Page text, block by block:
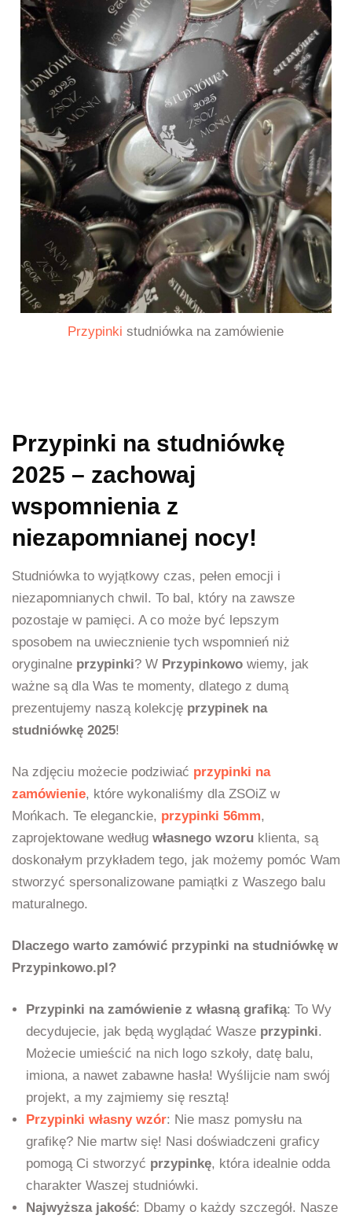
Przypinki studniówka na zamówienie
Przypinki na studniówkę
2025 – zachowaj
wspomnienia z
niezapomnianej nocy!
Studniówka to wyjątkowy czas, pełen emocji i
niezapomnianych chwil. To bal, który na zawsze
pozostaje w pamięci. A co może być lepszym
sposobem na uwiecznienie tych wspomnień niż
oryginalne przypinki? W Przypinkowo wiemy, jak
ważne są dla Was te momenty, dlatego z dumą
prezentujemy naszą kolekcję przypinek na
studniówkę 2025!
Na zdjęciu możecie podziwiać przypinki na
zamówienie, które wykonaliśmy dla ZSOiZ w
Mońkach. Te eleganckie, przypinki 56mm,
zaprojektowane według własnego wzoru klienta, są
doskonałym przykładem tego, jak możemy pomóc Wam
stworzyć spersonalizowane pamiątki z Waszego balu
maturalnego.
Dlaczego warto zamówić przypinki na studniówkę w
Przypinkowo.pl?
Przypinki na zamówienie z własną grafiką: To Wy
decydujecie, jak będą wyglądać Wasze przypinki.
Możecie umieścić na nich logo szkoły, datę balu,
imiona, a nawet zabawne hasła! Wyślijcie nam swój
projekt, a my zajmiemy się resztą!
Przypinki własny wzór: Nie masz pomysłu na
grafikę? Nie martw się! Nasi doświadczeni graficy
pomogą Ci stworzyć przypinkę, która idealnie odda
charakter Waszej studniówki.
Najwyższa jakość: Dbamy o każdy szczegół. Nasze